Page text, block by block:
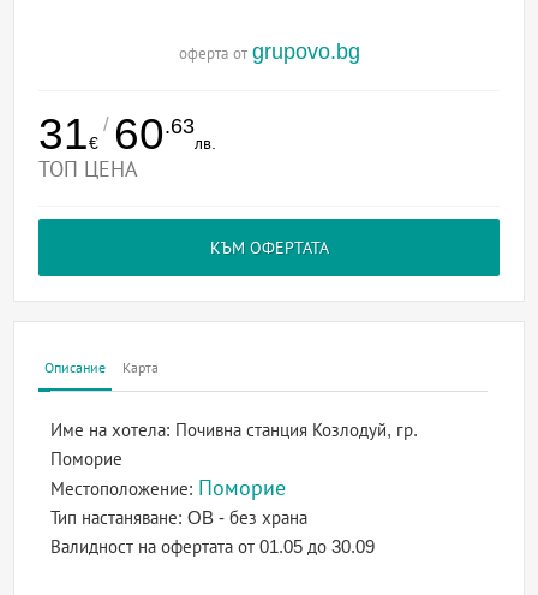
оферта от grupovo.bg
31€
/ 60.63
лв.
ТОП ЦЕНА
КЪМ ОФЕРТАТА
Описание Карта
Име на хотела: Почивна станция Козлодуй, гр.
Поморие
Местоположение: Поморие
Тип настаняване:OB - без храна
Валидност на офертатаот 01.05 до 30.09